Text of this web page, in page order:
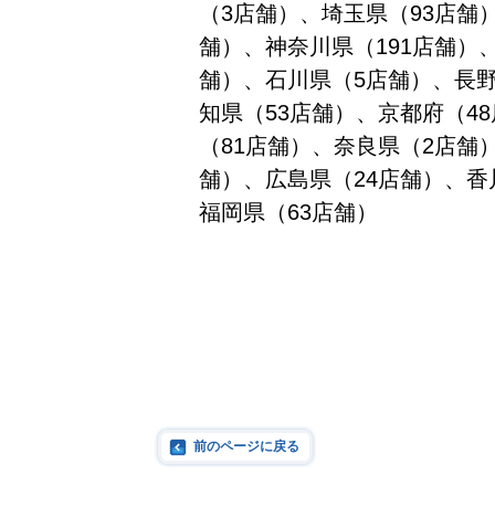
（3店舗）、埼玉県（93店
舗）、神奈川県（191店舗）
舗）、石川県（5店舗）、長
知県（53店舗）、京都府（
（81店舗）、奈良県（2店
舗）、広島県（24店舗）、
福岡県（63店舗）
前のページに戻る